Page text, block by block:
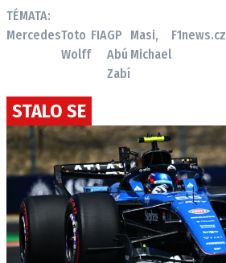
TÉMATA:
MercedesToto
Wolff
FIAGP
Abú
Zabí
Masi,
Michael
F1news.cz
STALO SE